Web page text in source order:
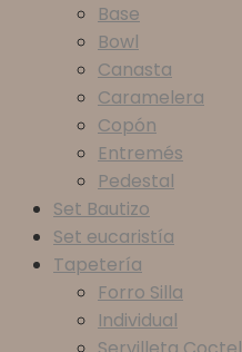
Base
Bowl
Canasta
Caramelera
Copón
Entremés
Pedestal
Set Bautizo
Set eucaristía
Tapetería
Forro Silla
Individual